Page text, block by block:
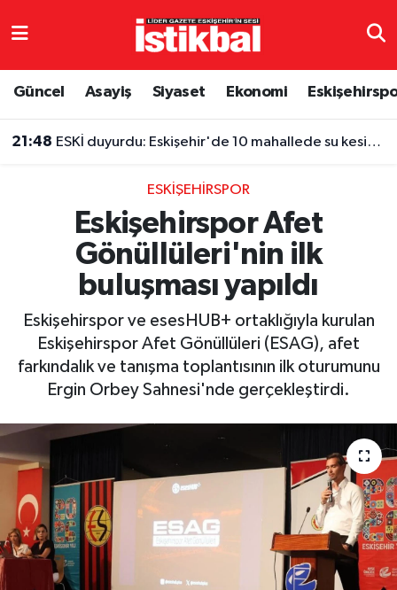
Güncel Asayiş Siyaset Ekonomi
21:48 ESKİ duyurdu: Eskişehir'de 10 mahallede su kesintisi
ESKIŞEHIRSPOR
Eskişehirspor Afet
Gönüllüleri'nin ilk
buluşması yapıldı
Eskişehirspor ve esesHUB+ ortaklığıyla kurulan
Eskişehirspor Afet Gönüllüleri (ESAG), afet
farkındalık ve tanışma toplantısının ilk oturumunu
Ergin Orbey Sahnesi'nde gerçekleştirdi.
Eskişehirspor
Spor
Eğitim
Ekonomi
Sağlık
Yaşam
Resmi ilanlar
Eskişehir Nöbetçi Eczaneler
TFF 3.Lig 4.Grup Puan Durumu ve Fikstür
Tüm Manşetler
Son Dakika Haberleri
Haber Arşivi